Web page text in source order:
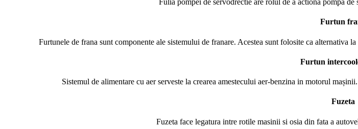
Fulia pompei de servodrectie are rolul de a actiona pompa
Furtun
Furtunele de frana sunt componente ale sistemului de franare. Acestea sunt folosite ca
Furtun
Sistemul de alimentare cu aer serveste la crearea amestecului aer-benzina in motorul
Fuzeta
Fuzeta face legatura intre rotile masinii si osia din fata a